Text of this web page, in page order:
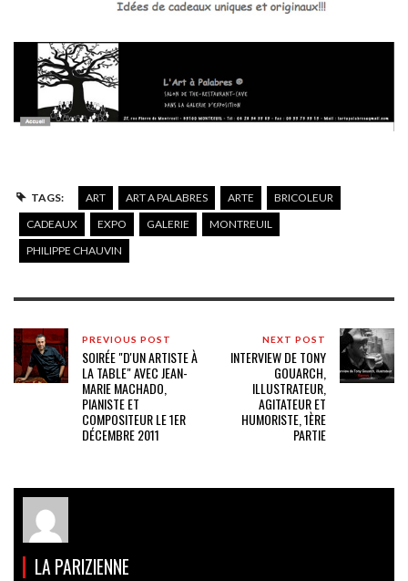
TAGS: ART ART A PALABRES ARTE
BRICOLEUR
CADEAUX
EXPO GALERIE
MONTREUIL
PHILIPPE CHAUVIN
PREVIOUS POST
SOIRÉE "D'UN ARTISTE À
LA TABLE" AVEC JEAN-
MARIE MACHADO,
PIANISTE ET
COMPOSITEUR LE 1ER
DÉCEMBRE 2011
NEXT POST
INTERVIEW DE TONY
GOUARCH,
ILLUSTRATEUR,
AGITATEUR ET
HUMORISTE, 1ÈRE
PARTIE
LA PARIZIENNE